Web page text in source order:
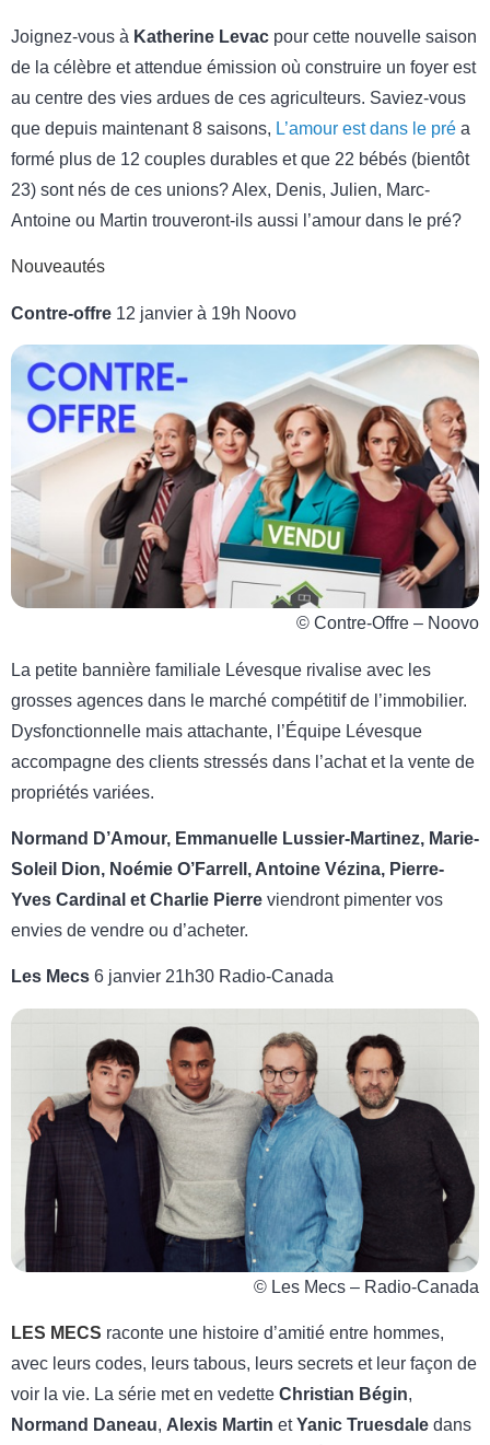
Joignez-vous à Katherine Levac pour cette nouvelle saison
de la célèbre et attendue émission où construire un foyer est
au centre des vies ardues de ces agriculteurs. Saviez-vous
que depuis maintenant 8 saisons, L’amour est dans le pré a
formé plus de 12 couples durables et que 22 bébés (bientôt
23) sont nés de ces unions? Alex, Denis, Julien, Marc-
Antoine ou Martin trouveront-ils aussi l’amour dans le pré?
Nouveautés
Contre-offre 12 janvier à 19h Noovo
© Contre-Offre – Noovo
La petite bannière familiale Lévesque rivalise avec les
grosses agences dans le marché compétitif de l’immobilier.
Dysfonctionnelle mais attachante, l’Équipe Lévesque
accompagne des clients stressés dans l’achat et la vente de
propriétés variées.
Normand D’Amour, Emmanuelle Lussier-Martinez, Marie-
Soleil Dion, Noémie O’Farrell, Antoine Vézina, Pierre-
Yves Cardinal et Charlie Pierre viendront pimenter vos
envies de vendre ou d’acheter.
Les Mecs 6 janvier 21h30 Radio-Canada
© Les Mecs – Radio-Canada
LES MECS raconte une histoire d’amitié entre hommes,
avec leurs codes, leurs tabous, leurs secrets et leur façon de
voir la vie. La série met en vedette Christian Bégin,
Normand Daneau, Alexis Martin etYanic Truesdale dans